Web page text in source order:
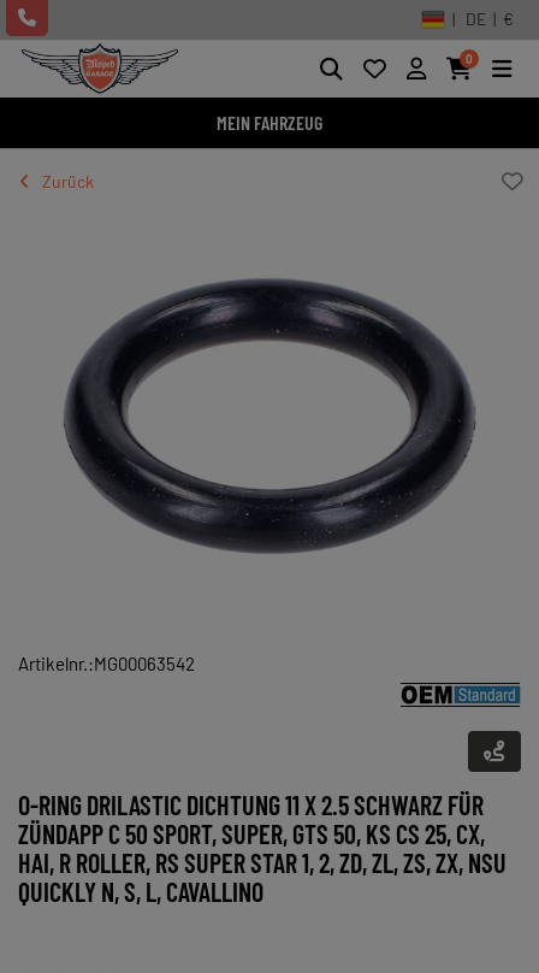
| DE | €
0
MEIN FAHRZEUG
Zurück
Artikelnr.:MG00063542
O-RING DRILASTIC DICHTUNG 11 X 2.5 SCHWARZ FÜR
ZÜNDAPP C 50 SPORT, SUPER, GTS 50, KS CS 25, CX,
HAI, R ROLLER, RS SUPER STAR 1, 2, ZD, ZL, ZS, ZX, NSU
QUICKLY N, S, L, CAVALLINO